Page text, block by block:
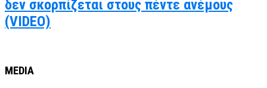
δεν σκορπίζεται στους πέντε ανέμους
(VIDEO)
MEDIA